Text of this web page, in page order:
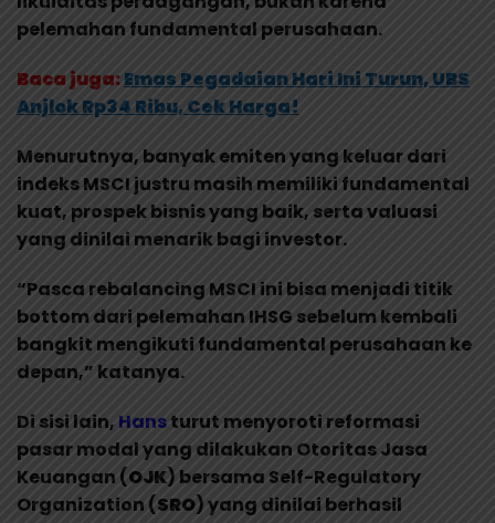
pelemahan fundamental perusahaan.
Baca juga:Emas Pegadaian Hari Ini Turun, UBS
Anjlok Rp34 Ribu, Cek Harga!
Menurutnya, banyak emiten yang keluar dari
indeks MSCI justru masih memiliki fundamental
kuat, prospek bisnis yang baik, serta valuasi
yang dinilai menarik bagi investor.
“Pasca rebalancing MSCI ini bisa menjadi titik
bottom dari pelemahan IHSG sebelum kembali
bangkit mengikuti fundamental perusahaan ke
depan,” katanya.
Di sisi lain, Hansturut menyoroti reformasi
pasar modal yang dilakukan Otoritas Jasa
Keuangan (OJK) bersama Self-Regulatory
Organization (SRO) yang dinilai berhasil